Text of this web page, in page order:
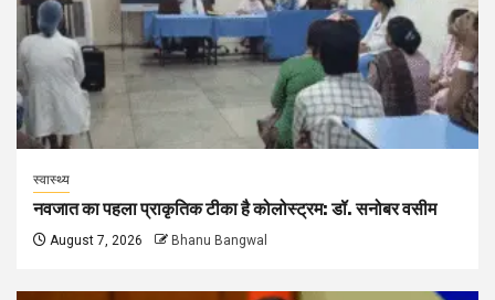
स्वास्थ्य
नवजात का पहला प्राकृतिक टीका है कोलोस्ट्रम: डॉ. सनोबर वसीम
August 7, 2026 Bhanu Bangwal